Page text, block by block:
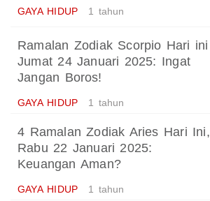
GAYA HIDUP 1 tahun
Ramalan Zodiak Scorpio Hari ini
Jumat 24 Januari 2025: Ingat
Jangan Boros!
GAYA HIDUP 1 tahun
4 Ramalan Zodiak Aries Hari Ini,
Rabu 22 Januari 2025:
Keuangan Aman?
GAYA HIDUP 1 tahun